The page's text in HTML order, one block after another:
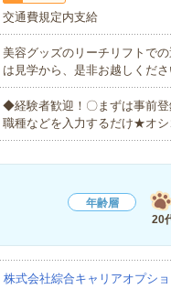
交通費規定内支給
美容グッズのリーチリフトで
は見学から、是非お越しくだ
◆経験者歓迎！〇まずは事前
職種などを入力するだけ★オ
年齢層
20
株式会社綜合キャリアオプシ